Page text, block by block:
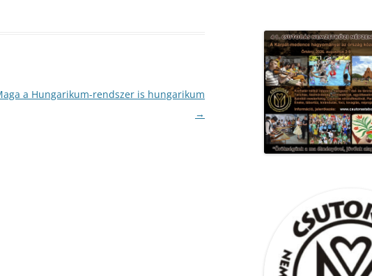
a Hungarikum-rendszer is hungarikum
→